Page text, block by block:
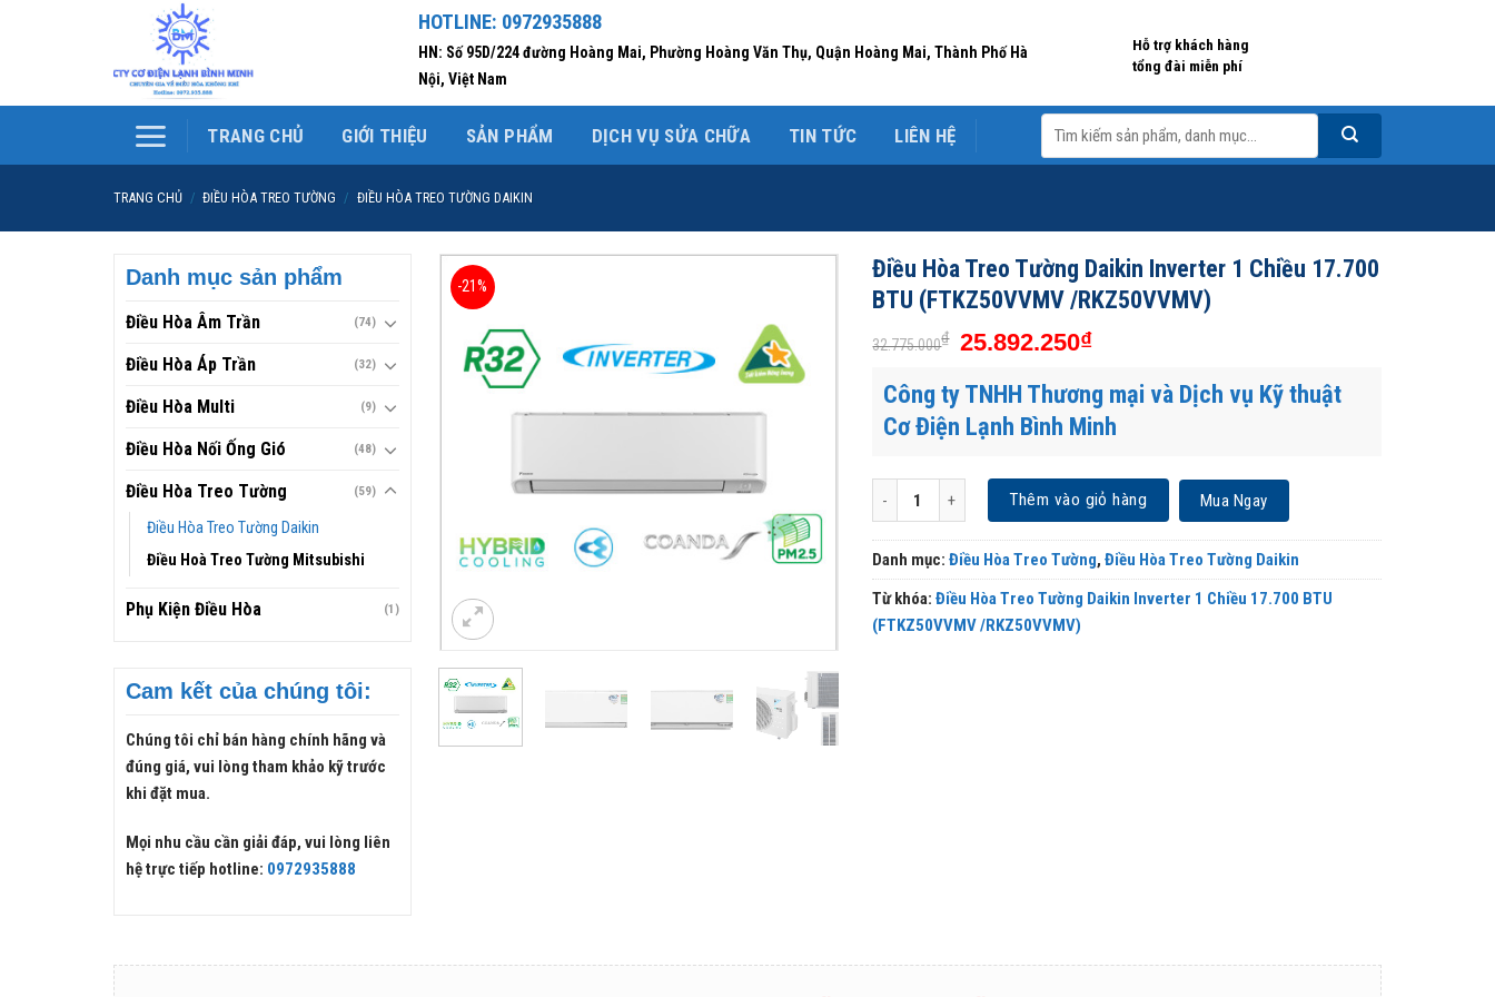
HOTLINE: 0972935888
HN: Số 95D/224 đường Hoàng Mai, Phường Hoàng Văn Thụ, Quận Hoàng Mai, Thành Phố Hà
Nội, Việt Nam
Hỗ trợ khách hàng
tổng đài miễn phí
TRANG CHỦ GIỚI THIỆU SẢN PHẨM DỊCH VỤ SỬA CHỮA TIN TỨC LIÊN HỆ
Tìm
kiếm:
TRANG CHỦ / ĐIỀU HÒA TREO TƯỜNG / ĐIỀU HÒA TREO TƯỜNG DAIKIN
-21%
Điều Hòa Treo Tường Daikin Inverter 1 Chiều 17.700
BTU (FTKZ50VVMV /RKZ50VVMV)
32.775.000₫ 25.892.250₫
Công ty TNHH Thương mại và Dịch vụ Kỹ thuật
Cơ Điện Lạnh Bình Minh
Điều Hòa Treo Tường Daikin Inverter 1 Chiều 17.700 BTU (FTKZ50VVMV /RKZ50VVMV) số
Thêm vào giỏ hàng Mua Ngay
Danh mục:Điều Hòa Treo Tường,Điều Hòa Treo Tường Daikin
Từ khóa:Điều Hòa Treo Tường Daikin Inverter 1 Chiều 17.700 BTU
(FTKZ50VVMV /RKZ50VVMV)
Danh mục sản phẩm
Điều Hòa Âm Trần (74)
Điều Hòa Áp Trần (32)
Điều Hòa Multi (9)
Điều Hòa Nối Ống Gió (48)
Điều Hòa Treo Tường (59)
Điều Hòa Treo Tường Daikin
Điều Hoà Treo Tường Mitsubishi
Phụ Kiện Điều Hòa (1)
Cam kết của chúng tôi:
Chúng tôi chỉ bán hàng chính hãng và
đúng giá, vui lòng tham khảo kỹ trước
khi đặt mua.
Mọi nhu cầu cần giải đáp, vui lòng liên
hệ trực tiếp hotline: 0972935888